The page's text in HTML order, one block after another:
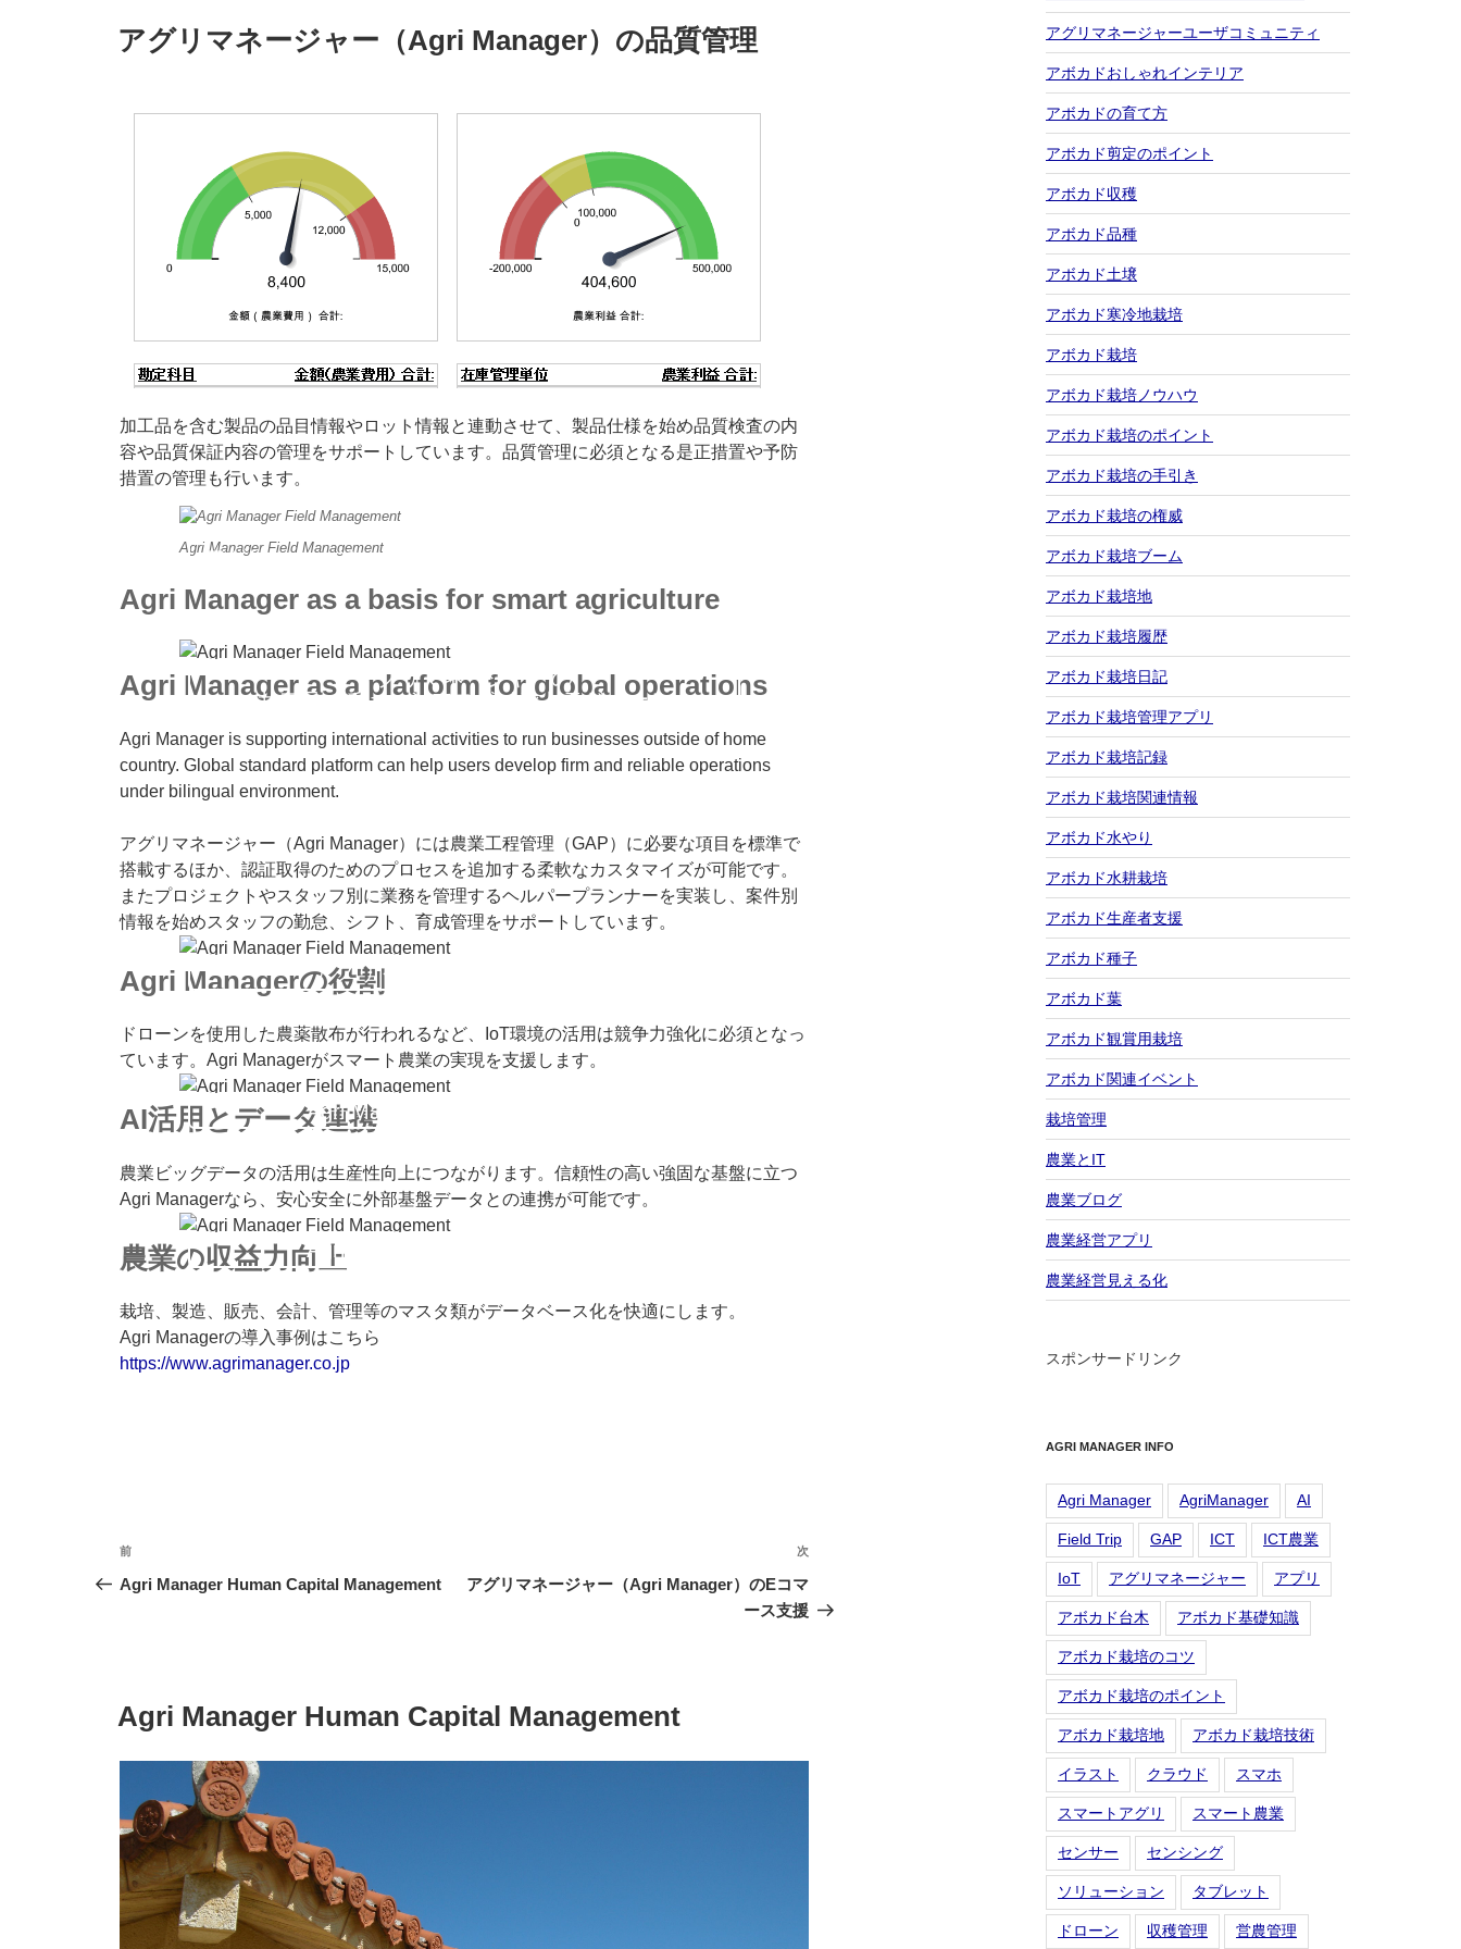
ゲ
ー
稿
アグリマネージャー（Agri Manager）の品質管理
加工品を含む製品の品目情報やロット情報と連動させて、製品仕様を始め品質検査の内
容や品質保証内容の管理をサポートしています。品質管理に必須となる是正措置や予防
措置の管理も行います。
Agri Manager Field Management
アグリマネージャーのオールインワンソリューション
Agri Manager as a basis for smart agriculture
アグリマネージャーの
サプライチェーンマネジメントモジュール
Agri Manager as a platform for global operations
Agri Manager is supporting international activities to run businesses outside of home
country. Global standard platform can help users develop firm and reliable operations
under bilingual environment.
アグリマネージャー（Agri Manager）には農業工程管理（GAP）に必要な項目を標準で
搭載するほか、認証取得のためのプロセスを追加する柔軟なカスタマイズが可能です。
またプロジェクトやスタッフ別に業務を管理するヘルパープランナーを実装し、案件別
情報を始めスタッフの勤怠、シフト、育成管理をサポートしています。
アグリマネージャーの収穫管理
Agri Managerの役割
ドローンを使用した農薬散布が行われるなど、IoT環境の活用は競争力強化に必須となっ
ています。Agri Managerがスマート農業の実現を支援します。
Agri Manager Field Management
AI活用とデータ連携
農業ビッグデータの活用は生産性向上につながります。信頼性の高い強固な基盤に立つ
Agri Managerなら、安心安全に外部基盤データとの連携が可能です。
Agri Manager Field Management
農業の収益力向上
栽培、製造、販売、会計、管理等のマスタ類がデータベース化を快適にします。
Agri Managerの導入事例はこちら
https://www.agrimanager.co.jp
投
稿
ゲ
ー
ョ
ン
前
の
前
Agri Manager Human Capital Management
次
の
投
次
アグリマネージャー（Agri Manager）のEコマ
ース支援
稿
Agri Manager Human Capital Management
アグリマネージャーユーザコミュニティ
アボカドおしゃれインテリア
アボカドの育て方
アボカド剪定のポイント
アボカド収穫
アボカド品種
アボカド土壌
アボカド寒冷地栽培
アボカド栽培
アボカド栽培ノウハウ
アボカド栽培のポイント
アボカド栽培の手引き
アボカド栽培の権威
アボカド栽培ブーム
アボカド栽培地
アボカド栽培履歴
アボカド栽培日記
アボカド栽培管理アプリ
アボカド栽培記録
アボカド栽培関連情報
アボカド水やり
アボカド水耕栽培
アボカド生産者支援
アボカド種子
アボカド葉
アボカド観賞用栽培
アボカド関連イベント
栽培管理
農業とIT
農業ブログ
農業経営アプリ
農業経営見える化
スポンサードリンク
AGRI MANAGER INFO
Agri Manager AgriManager AI
Field Trip GAP ICT ICT農業
IoT アグリマネージャー アプリ
アボカド台木 アボカド基礎知識
アボカド栽培のコツ
アボカド栽培のポイント
アボカド栽培地 アボカド栽培技術
イラスト クラウド スマホ
スマートアグリ スマート農業
センサー センシング
ソリューション タブレット
ドローン 収穫管理 営農管理